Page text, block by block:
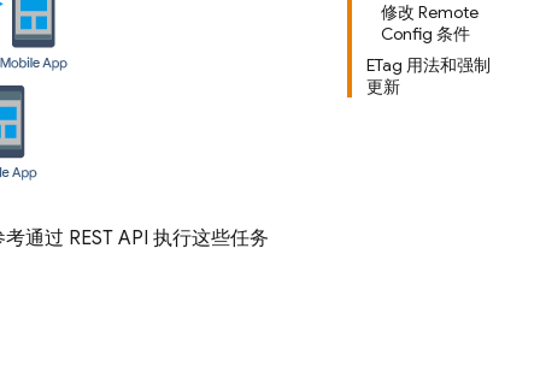
修改 Remote
Config 条件
ETag 用法和强制
更新
通过 REST API 执行这些任务